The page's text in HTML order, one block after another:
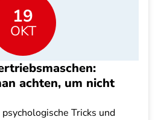
19
OKT
achten, um nicht
Tricks und